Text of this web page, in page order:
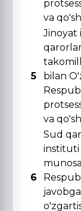
va
5
Jinoyat
bilan
va
6
Sud
instituti